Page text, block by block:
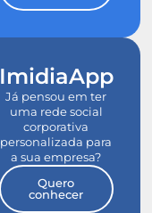
ImidiaApp
Já pensou em ter
uma rede social
corporativa
personalizada para
a sua empresa?
Quero
conhecer